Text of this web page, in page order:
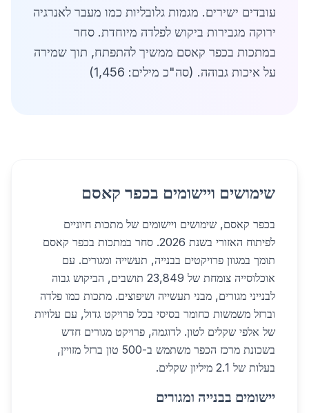
עובדים ישירים. מגמות גלובליות כמו מעבר לאנרגיה
ירוקה מגבירות ביקוש לפלדה מיוחדת. סחר
במתכות בכפר קאסם ממשיך להתפתח, תוך שמירה
על איכות גבוהה. (סה"כ מילים: 1,456)
שימושים ויישומים בכפר קאסם
בכפר קאסם, שימושים ויישומים של מתכות חיוניים
לפיתוח האזורי בשנת 2026. סחר במתכות בכפר קאסם
תומך במגוון פרויקטים בבנייה, תעשייה ומגורים. עם
אוכלוסייה צומחת של 23,849 תושבים, הביקוש גבוה
לבנייני מגורים, מבני תעשייה ושיפוצים. מתכות כמו פלדה
וברזל משמשות כחומר בסיסי בכל פרויקט גדול, עם עלויות
של אלפי שקלים לטון. לדוגמה, פרויקט מגורים חדש
בשכונת מרכז הכפר משתמש ב-500 טון ברזל מזויין,
בעלות של 2.1 מיליון שקלים.
יישומים בבנייה ומגורים